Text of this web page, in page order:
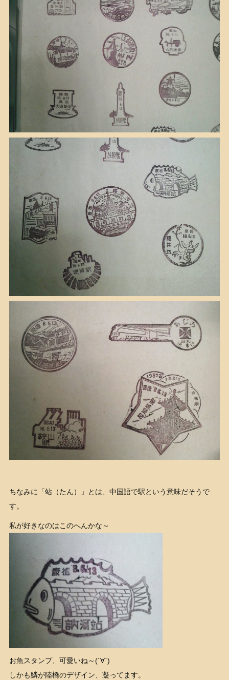
ちなみに「站（たん）」とは、中国語で駅という意味だそうで
す。
私が好きなのはこのへんかな～
お魚スタンプ、可愛いね～(´∀`)
しかも鱗が陸橋のデザイン、凝ってます。